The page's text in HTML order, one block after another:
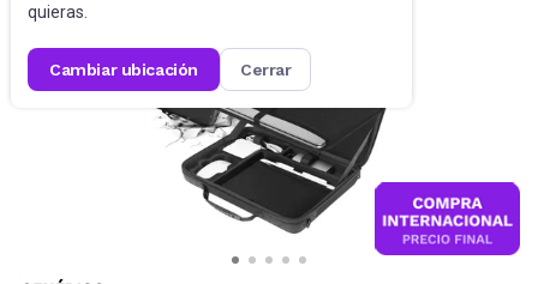
quieras.
cambiar ubicación cerrar